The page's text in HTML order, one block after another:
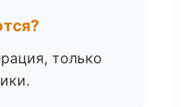
только